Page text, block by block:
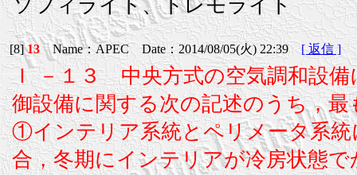
ソフィライト、トレモライト
[8]13Name：APEC Date：2014/08/05(火) 22:39[ 返信 ]
Ｉ －１３ 中央方式の空気調和設
御設備に関する次の記述のうち，
①インテリア系統とペリメータ系
合，冬期にインテリアが冷房状態